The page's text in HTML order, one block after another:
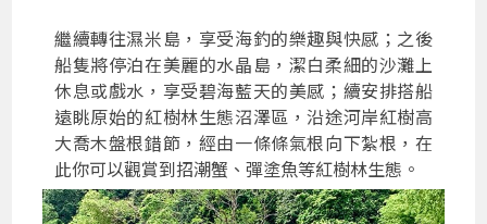
繼續轉往濕米島，享受海釣的樂趣與快感；之後
船隻將停泊在美麗的水晶島，潔白柔細的沙灘上
休息或戲水，享受碧海藍天的美感；續安排搭船
遠眺原始的紅樹林生態沼澤區，沿途河岸紅樹高
大喬木盤根錯節，經由一條條氣根向下紮根，在
此你可以觀賞到招潮蟹、彈塗魚等紅樹林生態。